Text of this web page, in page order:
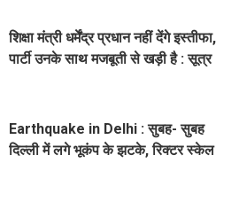
शिक्षा मंत्री धर्मेंद्र प्रधान नहीं देंगे इस्तीफा,
पार्टी उनके साथ मजबूती से खड़ी है : सूत्र
Earthquake in Delhi : सुबह- सुबह
दिल्ली में लगे भूकंप के झटके, रिक्टर स्केल